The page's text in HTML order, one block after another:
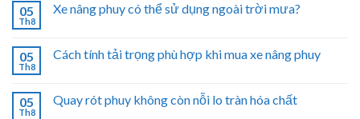
05
Th8
Xe nâng phuy có thể sử dụng ngoài trời mưa?
05
Th8
Cách tính tải trọng phù hợp khi mua xe nâng phuy
05
Th8
Quay rót phuy không còn nỗi lo tràn hóa chất